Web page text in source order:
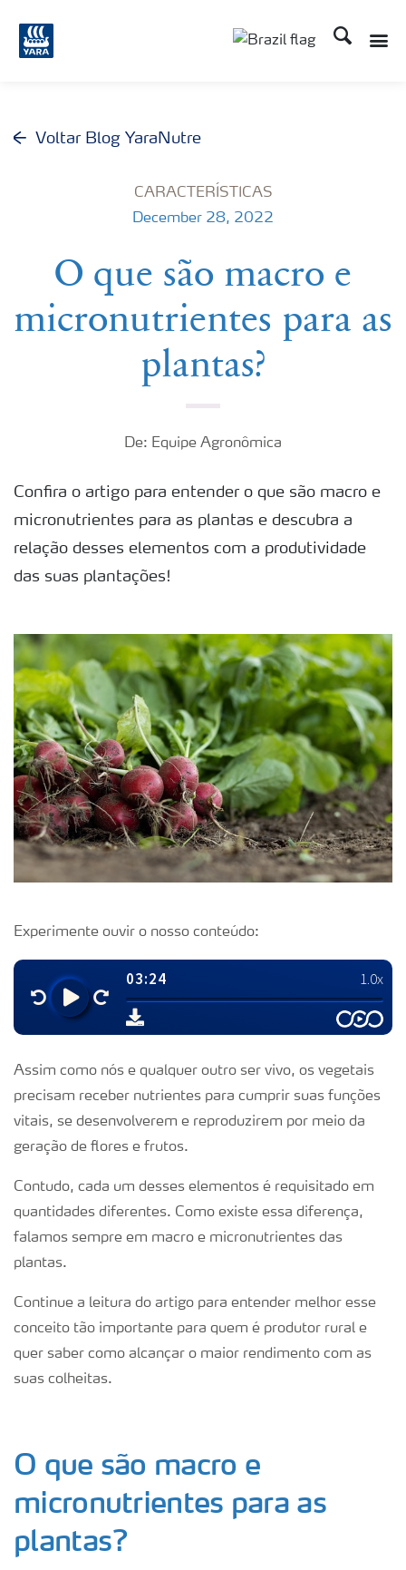
Busca
Voltar Blog YaraNutre
CARACTERÍSTICAS
December 28, 2022
O que são macro e
micronutrientes para as
plantas?
De: Equipe Agronômica
Confira o artigo para entender o que são macro e
micronutrientes para as plantas e descubra a
relação desses elementos com a produtividade
das suas plantações!
Experimente ouvir o nosso conteúdo:
Assim como nós e qualquer outro ser vivo, os vegetais
precisam receber nutrientes para cumprir suas funções
vitais, se desenvolverem e reproduzirem por meio da
geração de flores e frutos.
Contudo, cada um desses elementos é requisitado em
quantidades diferentes. Como existe essa diferença,
falamos sempre em macro e micronutrientes das
plantas.
Continue a leitura do artigo para entender melhor esse
conceito tão importante para quem é produtor rural e
quer saber como alcançar o maior rendimento com as
suas colheitas.
O que são macro e
micronutrientes para as
plantas?